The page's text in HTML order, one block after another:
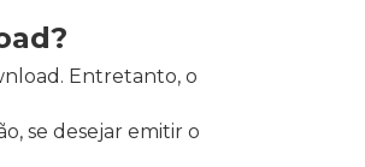
Entretanto, o
se desejar emitir o